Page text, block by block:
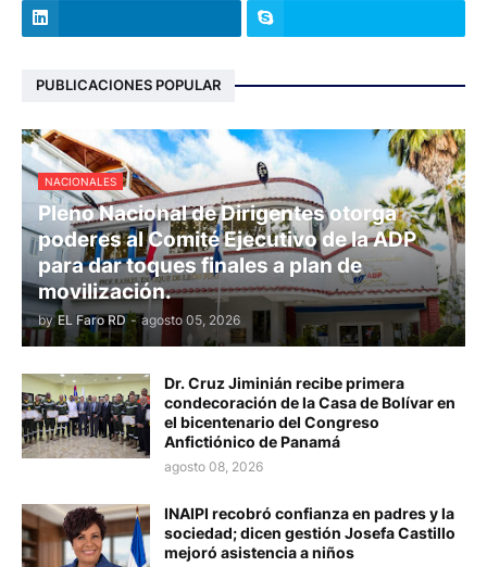
PUBLICACIONES POPULAR
NACIONALES
Pleno Nacional de Dirigentes otorga
poderes al Comité Ejecutivo de la ADP
para dar toques finales a plan de
movilización.
by EL Faro RD - agosto 05, 2026
Dr. Cruz Jiminián recibe primera
condecoración de la Casa de Bolívar en
el bicentenario del Congreso
Anfictiónico de Panamá
agosto 08, 2026
INAIPI recobró confianza en padres y la
sociedad; dicen gestión Josefa Castillo
mejoró asistencia a niños